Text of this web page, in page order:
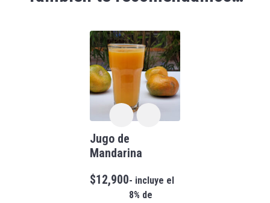
Jugo de
Mandarina
$12,900- incluye el
8% de